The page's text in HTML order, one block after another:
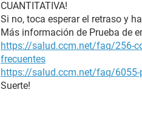
CUANTITATIVA!
Si no, toca esperar el retraso y
Más información de Prueba de
https://salud.ccm.net/faq/256-
frecuentes
https://salud.ccm.net/faq/6055-
Suerte!